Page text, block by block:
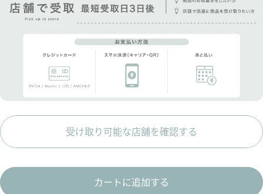
受け取り可能な店舗を確認する
カートに追加する